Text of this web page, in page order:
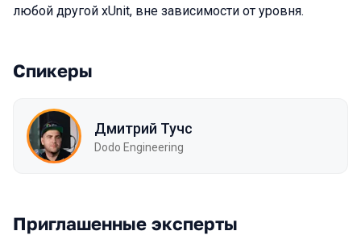
любой другой xUnit, вне зависимости от уровня.
Спикеры
Дмитрий Тучс
Dodo Engineering
Приглашенные эксперты